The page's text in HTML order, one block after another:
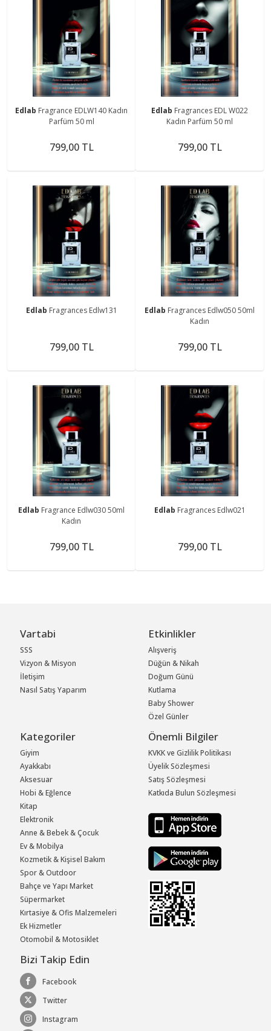
Edlab Fragrance EDLW140 Kadın
Parfüm 50 ml
799,00 TL
Edlab Fragrances EDL W022
Kadın Parfüm 50 ml
799,00 TL
Edlab Fragrances Edlw131
799,00 TL
Edlab Fragrances Edlw050 50ml
Kadın
799,00 TL
Edlab Fragrance Edlw030 50ml
Kadın
799,00 TL
Edlab Fragrances Edlw021
799,00 TL
Vartabi
SSS
Vizyon & Misyon
İletişim
Nasıl Satış Yaparım
Etkinlikler
Alışveriş
Düğün & Nikah
Doğum Günü
Kutlama
Baby Shower
Özel Günler
Kategoriler
Giyim
Ayakkabı
Aksesuar
Hobi & Eğlence
Kitap
Elektronik
Anne & Bebek & Çocuk
Ev & Mobilya
Kozmetik & Kişisel Bakım
Spor & Outdoor
Bahçe ve Yapı Market
Süpermarket
Kırtasiye & Ofis Malzemeleri
Ek Hizmetler
Otomobil & Motosiklet
Önemli Bilgiler
KVKK ve Gizlilik Politikası
Üyelik Sözleşmesi
Satış Sözleşmesi
Katkıda Bulun Sözleşmesi
Bizi Takip Edin
Facebook
Twitter
Instagram